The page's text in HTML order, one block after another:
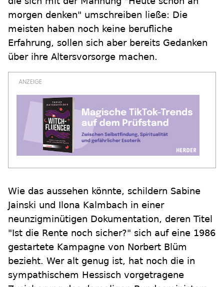
morgen denken" umschreiben ließe: Die
meisten haben noch keine berufliche
Erfahrung, sollen sich aber bereits Gedanken
über ihre Altersvorsorge machen.
Wie das aussehen könnte, schildern Sabine
Jainski und Ilona Kalmbach in einer
neunzigminütigen Dokumentation, deren Titel
"Ist die Rente noch sicher?" sich auf eine 1986
gestartete Kampagne von Norbert Blüm
bezieht. Wer alt genug ist, hat noch die in
sympathischem Hessisch vorgetragene